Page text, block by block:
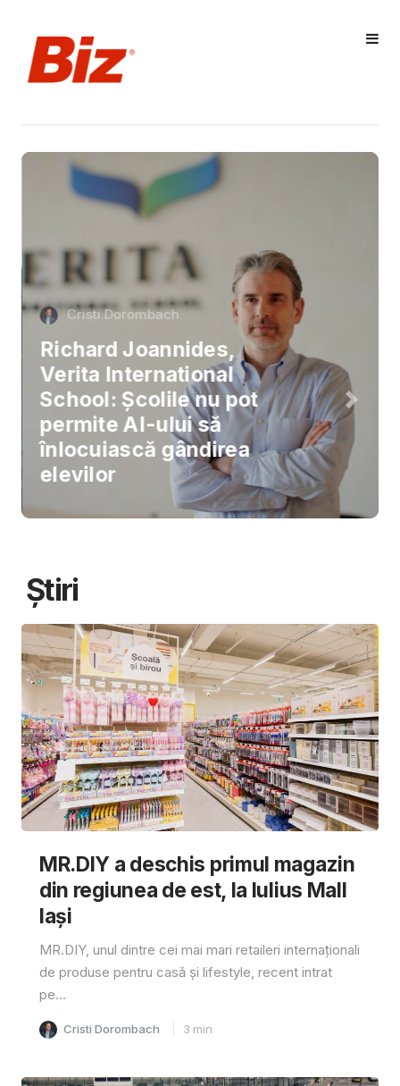
Cristi Dorombach
Richard Joannides,
Verita International
School: Școlile nu pot
permite AI-ului să
înlocuiască gândirea
elevilor
Știri
MR.DIY a deschis primul magazin
din regiunea de est, la Iulius Mall
Iași
MR.DIY, unul dintre cei mai mari retaileri internaționali
de produse pentru casă și lifestyle, recent intrat
pe...
Cristi Dorombach 3 min